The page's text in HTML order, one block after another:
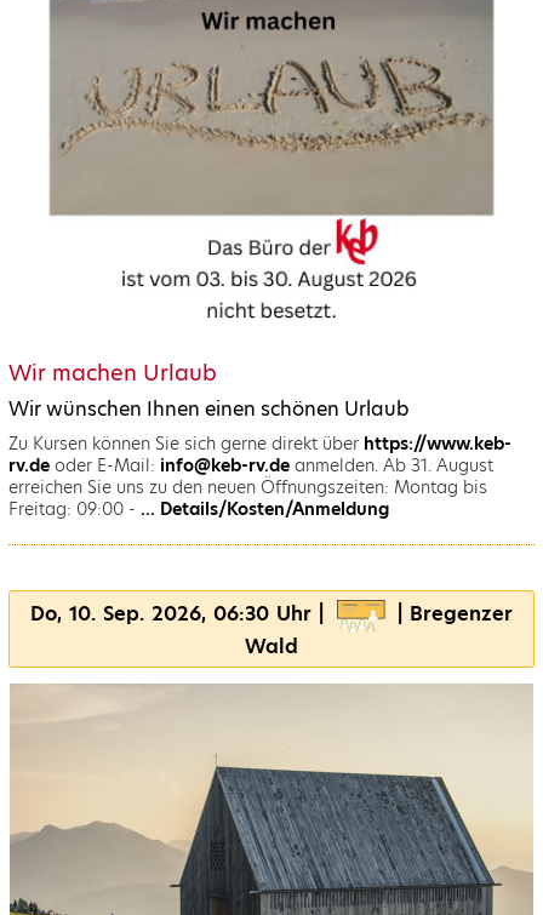
Wir machen Urlaub
Wir wünschen Ihnen einen schönen Urlaub
Zu Kursen können Sie sich gerne direkt über https://www.keb-
rv.deoder E-Mail: info@keb-rv.deanmelden. Ab 31. August
erreichen Sie uns zu den neuen Öffnungszeiten: Montag bis
Freitag: 09:00 - ... Details/Kosten/Anmeldung
Do, 10. Sep. 2026, 06:30 Uhr |
| Bregenzer
Wald